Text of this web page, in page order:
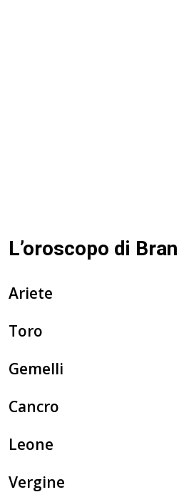
L’oroscopo di
Ariete
Toro
Gemelli
Cancro
Leone
Vergine